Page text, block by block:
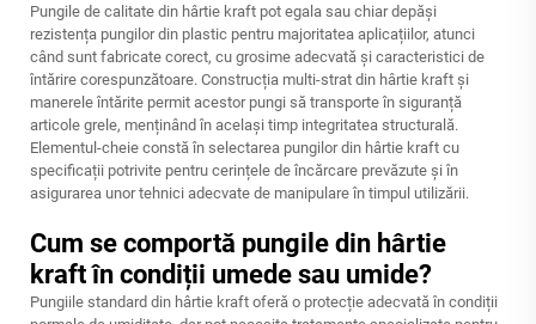
Pungile de calitate din hârtie kraft pot egala sau chiar depăși
rezistența pungilor din plastic pentru majoritatea aplicațiilor, atunci
când sunt fabricate corect, cu grosime adecvată și caracteristici de
întărire corespunzătoare. Construcția multi-strat din hârtie kraft și
manerele întărite permit acestor pungi să transporte în siguranță
articole grele, menținând în același timp integritatea structurală.
Elementul-cheie constă în selectarea pungilor din hârtie kraft cu
specificații potrivite pentru cerințele de încărcare prevăzute și în
asigurarea unor tehnici adecvate de manipulare în timpul utilizării.
Cum se comportă pungile din hârtie
kraft în condiții umede sau umide?
Pungiile standard din hârtie kraft oferă o protecție adecvată în condiții